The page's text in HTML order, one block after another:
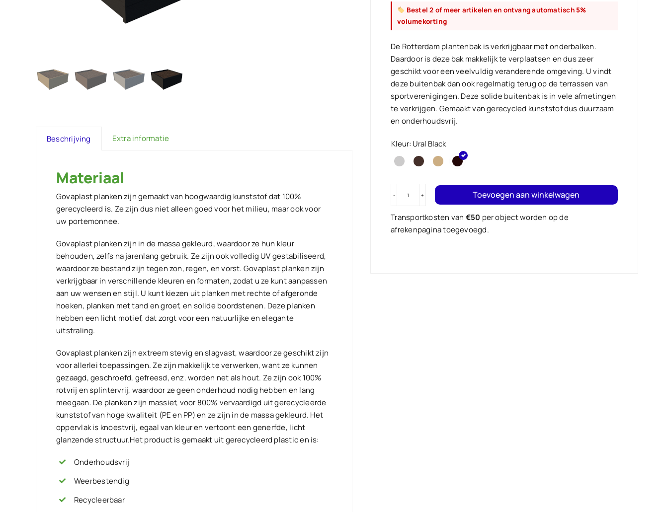
Beschrijving Extra informatie
Materiaal
Govaplast planken zijn gemaakt van hoogwaardig kunststof dat 100%
gerecycleerd is. Ze zijn dus niet alleen goed voor het milieu, maar ook voor
uw portemonnee.
Govaplast planken zijn in de massa gekleurd, waardoor ze hun kleur
behouden, zelfs na jarenlang gebruik. Ze zijn ook volledig UV gestabiliseerd,
waardoor ze bestand zijn tegen zon, regen, en vorst. Govaplast planken zijn
verkrijgbaar in verschillende kleuren en formaten, zodat u ze kunt aanpassen
aan uw wensen en stijl. U kunt kiezen uit planken met rechte of afgeronde
hoeken, planken met tand en groef, en solide boordstenen. Deze planken
hebben een licht motief, dat zorgt voor een natuurlijke en elegante
uitstraling.
Govaplast planken zijn extreem stevig en slagvast, waardoor ze geschikt zijn
voor allerlei toepassingen. Ze zijn makkelijk te verwerken, want ze kunnen
gezaagd, geschroefd, gefreesd, enz. worden net als hout. Ze zijn ook 100%
rotvrij en splintervrij, waardoor ze geen onderhoud nodig hebben en lang
meegaan. De planken zijn massief, voor 800% vervaardigd uit gerecycleerde
kunststof van hoge kwaliteit (PE en PP) en ze zijn in de massa gekleurd. Het
oppervlak is knoestvrij, egaal van kleur en vertoont een generfde, licht
glanzende structuur.Het product is gemaakt uit gerecycleerd plastic en is:
Onderhoudsvrij
Weerbestendig
Recycleerbaar
Bestel 2 of meer artikelen en ontvang automatisch 5%
volumekorting
De Rotterdam plantenbak is verkrijgbaar met onderbalken.
Daardoor is deze bak makkelijk te verplaatsen en dus zeer
geschikt voor een veelvuldig veranderende omgeving. U vindt
deze buitenbak dan ook regelmatig terug op de terrassen van
sportverenigingen. Deze solide buitenbak is in vele afmetingen
te verkrijgen. Gemaakt van gerecycled kunststof dus duurzaam
en onderhoudsvrij.
Kleur: Ural Black
Duurzame
vierkante
bloembak
type
Toevoegen aan winkelwagen
Transportkosten van €50 per object worden op de
afrekenpagina toegevoegd.